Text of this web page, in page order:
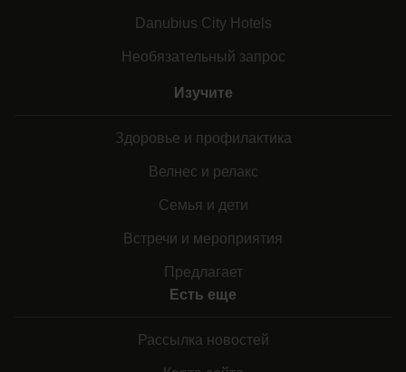
Danubius City Hotels
Необязательный запрос
Изучите
Здоровье и профилактика
Велнес и релакс
Семья и дети
Встречи и мероприятия
Предлагает
Есть еще
Рассылка новостей